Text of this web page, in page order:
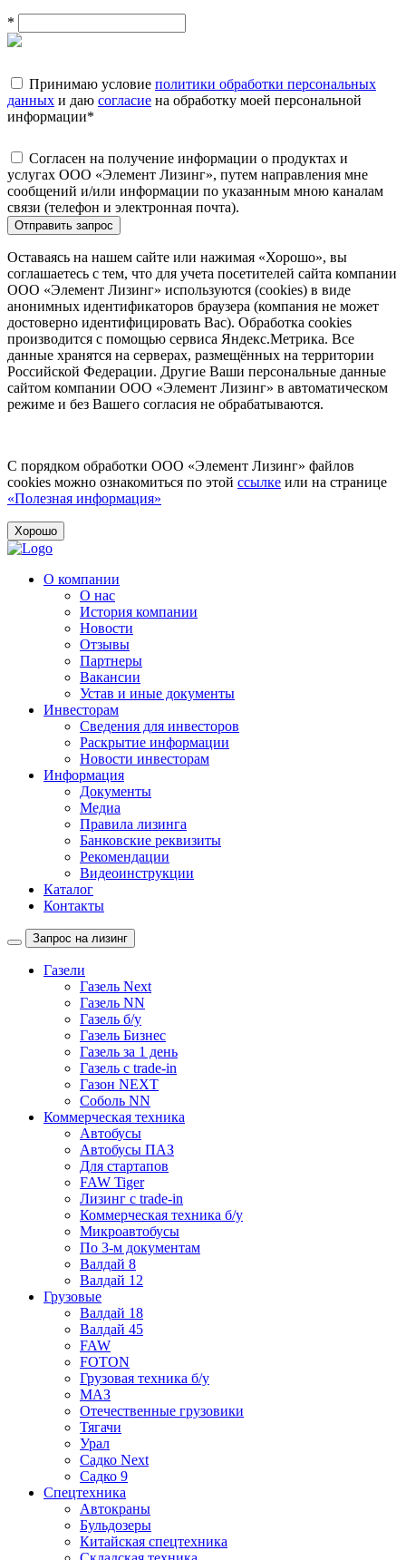
*
Принимаю условие политики обработки персональных
данных и даю согласие на обработку моей персональной
информации*
Согласен на получение информации о продуктах и
услугах ООО «Элемент Лизинг», путем направления мне
сообщений и/или информации по указанным мною каналам
связи (телефон и электронная почта).
Отправить запрос
Оставаясь на нашем сайте или нажимая «Хорошо», вы
соглашаетесь с тем, что для учета посетителей сайта компании
ООО «Элемент Лизинг» используются (cookies) в виде
анонимных идентификаторов браузера (компания не может
достоверно идентифицировать Вас). Обработка cookies
производится с помощью сервиса Яндекс.Метрика. Все
данные хранятся на серверах, размещённых на территории
Российской Федерации. Другие Ваши персональные данные
сайтом компании ООО «Элемент Лизинг» в автоматическом
режиме и без Вашего согласия не обрабатываются.
С порядком обработки ООО «Элемент Лизинг» файлов
cookies можно ознакомиться по этой ссылке или на странице
«Полезная информация»
Хорошо
О компании
О нас
История компании
Новости
Отзывы
Партнеры
Вакансии
Устав и иные документы
Инвесторам
Сведения для инвесторов
Раскрытие информации
Новости инвесторам
Информация
Документы
Медиа
Правила лизинга
Банковские реквизиты
Рекомендации
Видеоинструкции
Каталог
Контакты
Запрос на лизинг
Газели
Газель Next
Газель NN
Газель б/у
Газель Бизнес
Газель за 1 день
Газель с trade-in
Газон NEXT
Соболь NN
Коммерческая техника
Автобусы
Автобусы ПАЗ
Для стартапов
FAW Tiger
Лизинг с trade-in
Коммерческая техника б/у
Микроавтобусы
По 3-м документам
Валдай 8
Валдай 12
Грузовые
Валдай 18
Валдай 45
FAW
FOTON
Грузовая техника б/у
МАЗ
Отечественные грузовики
Тягачи
Урал
Садко Next
Садко 9
Спецтехника
Автокраны
Бульдозеры
Китайская спецтехника